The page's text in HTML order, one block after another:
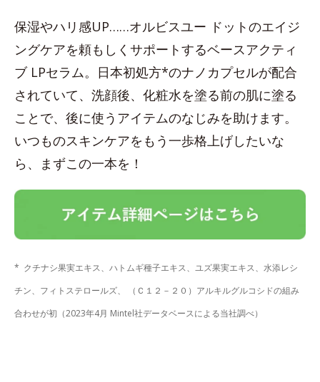
保湿やハリ感UP……オルビスユー ドットのエイジ
ングケアを頼もしくサポートするベースアクティ
ブ LPセラム。日本初処方*のナノカプセルが配合
されていて、洗顔後、化粧水を塗る前の肌に塗る
ことで、後に使うアイテムのなじみを助けます。
いつものスキンケアをもう一歩格上げしたいな
ら、まずこの一本を！
* クチナシ果実エキス、ハトムギ種子エキス、ユズ果実エキス、水添レシ
チン、フィトステロールズ、 （Ｃ１２－２０）アルキルグルコシドの組み
合わせが初（2023年4月 Mintel社データベースによる当社調べ）